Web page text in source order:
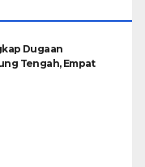
Dugaan
Tengah, Empat